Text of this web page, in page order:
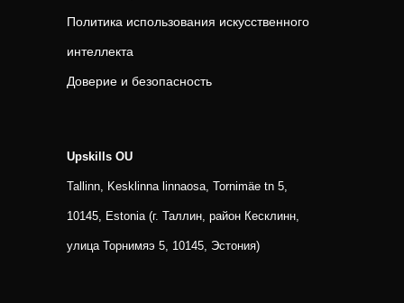
Политика использования искусственного
интеллекта
Доверие и безопасность
Upskills OU
Tallinn, Kesklinna linnaosa, Tornimäe tn 5,
10145, Estonia (г. Таллин, район Кесклинн,
улица Торнимяэ 5, 10145, Эстония)